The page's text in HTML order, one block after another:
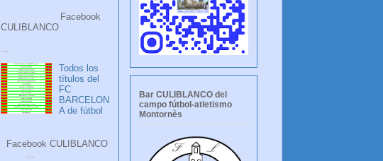
Facebook
CULIBLANCO
Todos los
títulos del
FC
BARCELON
A de fútbol
Facebook CULIBLANCO
...
Bar CULIBLANCO del
campo fútbol-atletismo
Montornès